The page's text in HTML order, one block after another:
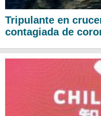
Tripulante en
contagiada de